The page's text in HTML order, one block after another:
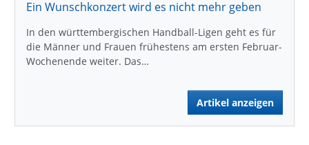
Ein Wunschkonzert wird es nicht mehr geben
In den württembergischen Handball-Ligen geht es für
die Männer und Frauen frühestens am ersten Februar-
Wochenende weiter. Das…
Artikel anzeigen